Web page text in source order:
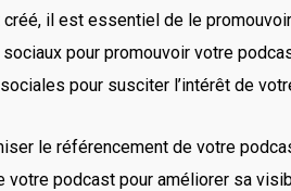
il est essentiel de le
pour promouvoir votre
pour susciter l’intérêt de
le référencement de votre
podcast pour améliorer sa